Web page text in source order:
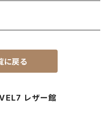
に戻る
レザー館